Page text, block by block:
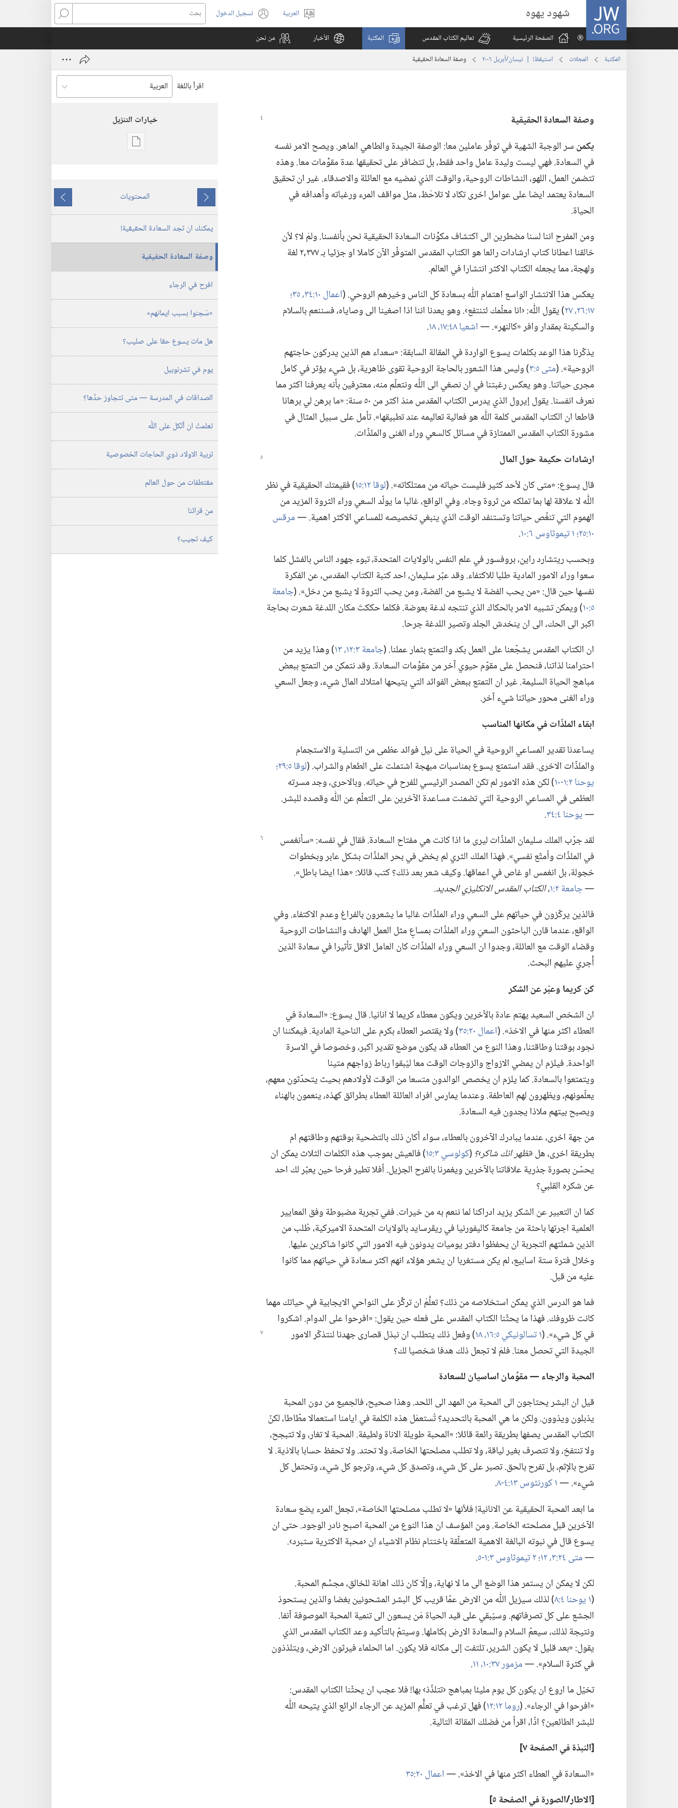
JW.ORG شهود يهوه
اختر
اللغة
العربية تسجيل الدخول
(يفتح
نافذة
بحث
الصفحة الرئيسية
تعاليم الكتاب المقدس المكتبة الأخبار من نحن
المكتبة المجلات استيقظ‏!‏ | ‏‎نيسان/أبريل‏ ‏‎٢٠٠٦‏ وصفة السعادة الحقيقية
اقرأ باللغة
وصفة السعادة الحقيقية
يكمنسر الوجبة الشهية في توفّر عاملين معا:‏ الوصفة الجيدة والطاهي الماهر.‏ ويصح الامر نفسه
في السعادة.‏ فهي ليست وليدة عامل واحد فقط،‏ بل تتضافر على تحقيقها عدة مقوِّمات معا.‏ وهذه
تتضمن العمل،‏ اللهو،‏ النشاطات الروحية،‏ والوقت الذي نمضيه مع العائلة والاصدقاء.‏ غير ان تحقيق
السعادة يعتمد ايضا على عوامل اخرى تكاد لا تلاحَظ،‏ مثل مواقف المرء ورغباته وأهدافه في
الحياة.‏
ومن المفرح اننا لسنا مضطرين الى اكتشاف مكوِّنات السعادة الحقيقية نحن بأنفسنا.‏ ولمَ لا؟‏ لأن
خالقنا اعطانا كتاب ارشادات رائعا هو الكتاب المقدس المتوفّر الآن كاملا او جزئيا بـ‍ ٣٧٧‏,٢ لغة
ولهجة،‏ مما يجعله الكتاب الاكثر انتشارا في العالم.‏
يعكس هذا الانتشار الواسع اهتمام اللّٰه بسعادة كل الناس وخيرهم الروحي.‏ (‏اعمال ١٠:‏٣٤،‏ ٣٥؛‏
١٧:‏٢٦،‏ ٢٧
‏)‏ يقول اللّٰه:‏ ‹انا معلّمك لتنتفع›.‏ وهو يعدنا اننا اذا اصغينا الى وصاياه،‏ فسننعم بالسلام
والسكينة بمقدار وافر «كالنهر».‏ —‏اشعيا ٤٨:‏١٧،‏ ١٨
‏.‏
يذكّرنا هذا الوعد بكلمات يسوع الواردة في المقالة السابقة:‏ «سعداء هم الذين يدركون حاجتهم
الروحية».‏ (‏متى ٥:‏٣
‏)‏ وليس هذا الشعور بالحاجة الروحية تقوى ظاهرية،‏ بل شيء يؤثر في كامل
مجرى حياتنا.‏ وهو يعكس رغبتنا في ان نصغي الى اللّٰه ونتعلّم منه،‏ معترفين بأنه يعرفنا اكثر مما
نعرف انفسنا.‏ يقول إيرول الذي يدرس الكتاب المقدس منذ اكثر من ٥٠ سنة:‏ «ما برهن لي برهانا
قاطعا ان الكتاب المقدس كلمة اللّٰه هو فعالية تعاليمه عند تطبيقها».‏ تأمل على سبيل المثال في
مشورة الكتاب المقدس الممتازة في مسائل كالسعي وراء الغنى والملذّات.‏
ارشادات حكيمة حول المال
قال يسوع:‏ «متى كان لأحد كثير فليست حياته من ممتلكاته».‏ (‏لوقا ١٢:‏١٥
‏)‏ فقيمتك الحقيقية في نظر
اللّٰه لا علاقة لها بما تملكه من ثروة وجاه.‏ وفي الواقع،‏ غالبا ما يولّد السعي وراء الثروة المزيد من
الهموم التي تنغّص حياتنا وتستنفد الوقت الذي ينبغي تخصيصه للمساعي الاكثر اهمية.‏ —‏مرقس
١٠:‏٢٥؛‏
‏.‏
وبحسب ريتشارد راين،‏ بروفسور في علم النفس بالولايات المتحدة،‏ تبوء جهود الناس بالفشل كلما
سعوا وراء الامور المادية طلبا للاكتفاء.‏ وقد عبّر سليمان،‏ احد كتبة الكتاب المقدس،‏ عن الفكرة
نفسها حين قال:‏ «من يحب الفضة لا يشبع من الفضة،‏ ومن يحب الثروة لا يشبع من دخل».‏ (‏جامعة
٥:‏١٠ ‏)‏ ويمكن تشبيه الامر بالحكاك الذي تنتجه لدغة بعوضة.‏ فكلما حككتَ مكان اللدغة شعرت بحاجة
اكبر الى الحك،‏ الى ان ينخدش الجلد وتصير اللدغة جرحا.‏
ان الكتاب المقدس يشجّعنا على العمل بكد والتمتع بثمار عملنا.‏ (‏جامعة ٣:‏١٢،‏ ١٣
‏)‏ وهذا يزيد من
احترامنا لذاتنا،‏ فنحصل على مقوّم حيوي آخر من مقوِّمات السعادة.‏ وقد نتمكن من التمتع ببعض
مباهج الحياة السليمة.‏ غير ان التمتع ببعض الفوائد التي يتيحها امتلاك المال شيء،‏ وجعل السعي
وراء الغنى محور حياتنا شيء آخر.‏
ابقاء الملذّاتفيمكانها المناسب
يساعدنا تقدير المساعي الروحية في الحياة على نيل فوائد عظمى من التسلية والاستجمام
والملذّات الاخرى.‏ فقد استمتع يسوع بمناسبات مبهجة اشتملت على الطعام والشراب.‏ (‏لوقا ٥:‏٢٩؛‏
يوحنا ٢:‏١-‏١٠
‏)‏ لكن هذه الامور لم تكن المصدر الرئيسي للفرح في حياته.‏ وبالاحرى،‏ وجد مسرته
العظمى في المساعي الروحية التي تضمنت مساعدة الآخرين على التعلّم عن اللّٰه وقصده للبشر.‏
—‏يوحنا ٤:‏٣٤
‏.‏
لقد جرّب الملك سليمان الملذّات ليرى ما اذا كانت هي مفتاح السعادة.‏ فقال في نفسه:‏ «سأنغمس
في الملذّات وأمتّع نفسي».‏ فهذا الملك الثري لم يخض في بحر الملذّات بشكل عابر وبخطوات
خجولة،‏ بل انغمس او غاص في اعماقها.‏ وكيف شعر بعد ذلك؟‏ كتب قائلا:‏ «هذا ايضا باطل».‏
—‏جامعة ٢:‏١ ‏،‏الكتاب المقدس الانكليزي الجديد‏.‏
فالذين يركّزون في حياتهم على السعي وراء الملذّات غالبا ما يشعرون بالفراغ وعدم الاكتفاء.‏ وفي
الواقع،‏ عندما قارن الباحثون السعيَ وراء الملذّات بمساعٍ مثل العمل الهادف والنشاطات الروحية
وقضاء الوقت مع العائلة،‏ وجدوا ان السعي وراء الملذّات كان العامل الاقل تأثيرا في سعادة الذين
أُجري عليهم البحث.‏
كن كريما وعبّر عن الشكر
ان الشخص السعيد يهتم عادة بالآخرين ويكون معطاء كريما لا انانيا.‏ قال يسوع:‏ «السعادة في
العطاء اكثر منها في الاخذ».‏ (‏اعمال ٢٠:‏٣٥
‏)‏ ولا يقتصر العطاء بكرم على الناحية المادية.‏ فيمكننا ان
نجود بوقتنا وطاقتنا،‏ وهذا النوع من العطاء قد يكون موضع تقدير اكبر،‏ وخصوصا في الاسرة
الواحدة.‏ فيلزم ان يمضي الازواج والزوجات الوقت معا ليُبقوا رباط زواجهم متينا
ويتمتعوا بالسعادة.‏ كما يلزم ان يخصص الوالدون متسعا من الوقت لأولادهم بحيث يتحدّثون معهم،‏
يعلّمونهم،‏ ويظهرون لهم العاطفة.‏ وعندما يمارس افراد العائلة العطاء بطرائق كهذه،‏ ينعمون بالهناء
ويصبح بيتهم ملاذا يجدون فيه السعادة.‏
من جهة اخرى،‏ عندما يبادرك الآخرون بالعطاء،‏ سواء أكان ذلك بالتضحية بوقتهم وطاقتهم ام
بطريقة اخرى،‏ هل‏‹تظهر انك شاكر›؟‏ ‏(‏كولوسي ٣:‏١٥
‏)‏ فالعيش بموجب هذه الكلمات الثلاث يمكن ان
يحسّن بصورة جذرية علاقاتنا بالآخرين ويغمرنا بالفرح الجزيل.‏ أفلا تطير فرحا حين يعبّر لك احد
عن شكره القلبي؟‏
كما ان التعبير عن الشكر يزيد ادراكنا لما ننعم به من خيرات.‏ ففي تجربة مضبوطة وفق المعايير
العلمية اجرتها باحثة من جامعة كاليفورنيا في ريڤرسايد بالولايات المتحدة الاميركية،‏ طُلب من
الذين شملتهم التجربة ان يحفظوا دفتر يوميات يدونون فيه الامور التي كانوا شاكرين عليها.‏
وخلال فترة ستة اسابيع،‏ لم يكن مستغربا ان يشعر هؤلاء انهم اكثر سعادة في حياتهم مما كانوا
عليه من قبل.‏
فما هو الدرس الذي يمكن استخلاصه من ذلك؟‏ تعلَّمْ ان تركِّز على النواحي الايجابية في حياتك مهما
كانت ظروفك.‏ فهذا ما يحثّنا الكتاب المقدس على فعله حين يقول:‏ «افرحوا على الدوام.‏ اشكروا
في كل شيء».‏ (‏١ تسالونيكي ٥:‏ ١٦،‏ ١٨ ‏)‏ وفعل ذلك يتطلب ان نبذل قصارى جهدنا لنتذكّر الامور
الجيدة التي تحصل معنا.‏ فلمَ لا تجعل ذلك هدفا شخصيا لك؟‏
المحبة والرجاء —‏ مقوِّمان اساسيان للسعادة
قيل ان البشر يحتاجون الى المحبة من المهد الى اللحد.‏ وهذا صحيح،‏ فالجميع من دون المحبة
يذبلون ويذوون.‏ ولكن ما هي المحبة بالتحديد؟‏ تُستعمَل هذه الكلمة في ايامنا استعمالا مطّاطا،‏ لكنّ
الكتاب المقدس يصفها بطريقة رائعة قائلا:‏ «المحبة طويلة الاناة ولطيفة.‏ المحبة لا تغار،‏ ولا تتبجح،‏
ولا تنتفخ،‏ ولا تتصرف بغير لياقة،‏ ولا تطلب مصلحتها الخاصة،‏ ولا تحتد.‏ ولا تحفظ حسابا بالاذية.‏ لا
تفرح بالإثم،‏ بل تفرح بالحق.‏ تصبر على كل شيء،‏ وتصدق كل شيء،‏ وترجو كل شيء،‏ وتحتمل كل
شيء».‏ —‏١ كورنثوس ١٣:‏٤-‏٨
‏.‏
ما ابعد المحبة الحقيقية عن الانانية!‏ فلأنها «لا تطلب مصلحتها الخاصة»،‏ تجعل المرء يضع سعادة
الآخرين قبل مصلحته الخاصة.‏ ومن المؤسف ان هذا النوع من المحبة اصبح نادر الوجود.‏ حتى ان
يسوع قال في نبوته البالغة الاهمية المتعلّقة باختتام نظام الاشياء ان ‹محبة الاكثرية ستبرد›.‏
—‏متى ٢٤:‏٣،‏
‏.‏
لكن لا يمكن ان يستمر هذا الوضع الى ما لا نهاية،‏ وإلّا كان ذلك اهانة للخالق،‏ مجسَّم المحبة.‏
(‏١ يوحنا ٤:‏٨
‏)‏ لذلك سيزيل اللّٰه من الارض عمّا قريب كل البشر المشحونين بغضا والذين يستحوذ
الجشع على كل تصرفاتهم.‏ وسيُبقي على قيد الحياة مَن يسعون الى تنمية المحبة الموصوفة آنفا.‏
ونتيجة لذلك،‏ سيعمّ السلام والسعادة الارض بكاملها.‏ وسيتمّ بالتأكيد وعد الكتاب المقدس الذي
يقول:‏ «بعد قليل لا يكون الشرير،‏ تلتفت إلى مكانه فلا يكون.‏ اما الحلماء فيرثون الارض،‏ ويتلذذون
في كثرة السلام».‏ —‏مزمور ٣٧:‏١٠،‏ ١١
‏.‏
تخيّل ما اروع ان يكون كل يوم مليئا بمباهج ‹تتلذّذ› بها!‏ فلا عجب ان يحثّنا الكتاب المقدس:‏
«افرحوا في الرجاء».‏ (‏روما ١٢:‏١٢
‏)‏ فهل ترغب في تعلُّم المزيد عن الرجاء الرائع الذي يتيحه اللّٰه
للبشر الطائعين؟‏ اذًا،‏ اقرأ من فضلك المقالة التالية.‏
‏[النبذةفيالصفحة ٧]‏
‏«السعادة في العطاء اكثر منها في الاخذ».‏ —‏اعمال ٢٠:‏٣٥
‏[الاطار/‏الصورةفيالصفحة ٥]‏
خيارات التنزيل
خيارات
‏‎نيسان/
أبريل‏
ما
يسبق
المحتويات
ما
يلي
يمكنك ان تجد السعادة الحقيقية!‏
وصفة السعادة الحقيقية
افرح في الرجاء
‏«سُجنوا بسبب ايمانهم»‏
هل مات يسوع حقا على صليب؟‏
يوم في تشرنوبيل
الصداقات في المدرسة —‏ متى تتجاوز حدَّها؟‏
تعلمتُ ان أتّكل على اللّٰه
تربية الاولاد ذوي الحاجات الخصوصية
مقتطفات من حول العالم
من قرائنا
كيف تجيب؟‏